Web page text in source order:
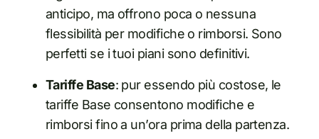
anticipo, ma offrono poca o nessuna
flessibilità per modifiche o rimborsi. Sono
perfetti se i tuoi piani sono definitivi.
Tariffe Base: pur essendo più costose, le
tariffe Base consentono modifiche e
rimborsi fino a un’ora prima della partenza.